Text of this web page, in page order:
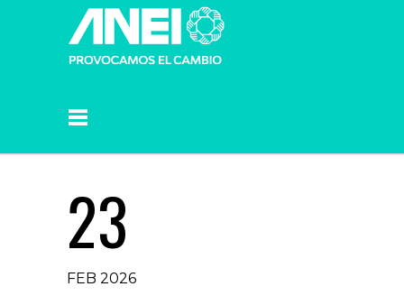
23
FEB 2026